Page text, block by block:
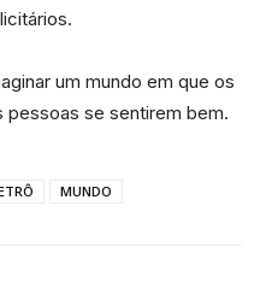
um mundo em que os
se sentirem bem.
MUNDO